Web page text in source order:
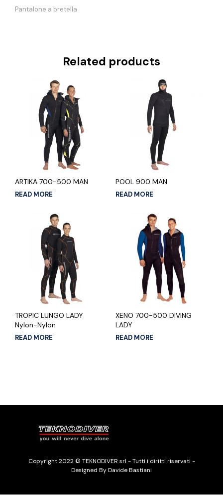
Pantalone a bretella
Related products
ARTIKA 700-500 MAN
READ MORE
POOL 900 MAN
READ MORE
TROPIC LUNGO LADY
Nylon-Nylon
READ MORE
XENO 700-500 DIVING
LADY
READ MORE
Copyright 2022 © TEKNODIVER srl - Tutti i diritti riservati -
Designed By Davide Bastiani